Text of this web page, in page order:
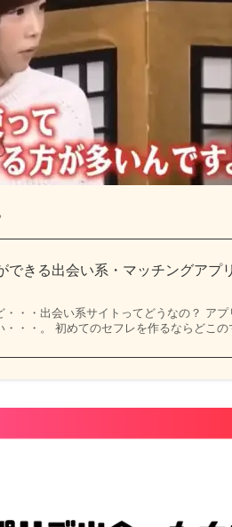
できる出会い系・マッチングアプ
・・・出会い系サイトってどうなの？ ア
・・・。 初めてのセフレを作るならどこ